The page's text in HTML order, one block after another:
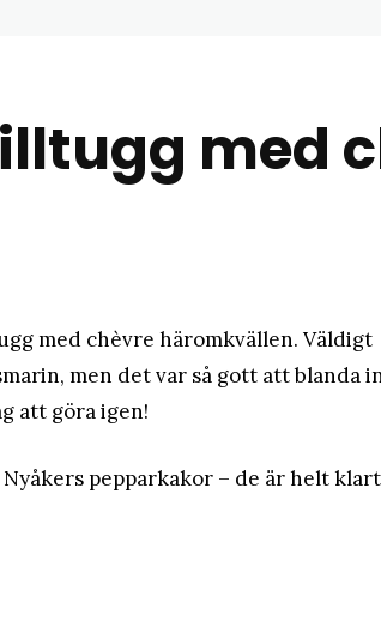
med
med chèvre häromkvällen. Väldigt
men det var så gott att blanda
att göra igen!
pepparkakor – de är helt